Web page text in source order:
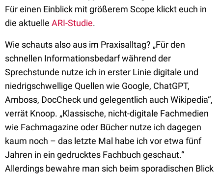
Für einen Einblick mit größerem Scope klickt euch in
die aktuelle ARI-Studie.
Wie schauts also aus im Praxisalltag? „Für den
schnellen Informationsbedarf während der
Sprechstunde nutze ich in erster Linie digitale und
niedrigschwellige Quellen wie Google, ChatGPT,
Amboss, DocCheck und gelegentlich auch Wikipedia“,
verrät Knoop. „Klassische, nicht-digitale Fachmedien
wie Fachmagazine oder Bücher nutze ich dagegen
kaum noch – das letzte Mal habe ich vor etwa fünf
Jahren in ein gedrucktes Fachbuch geschaut.“
Allerdings bewahre man sich beim sporadischen Blick